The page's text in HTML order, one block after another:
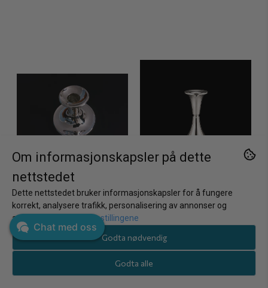
Om informasjonskapsler på dette
nettstedet
Dette nettstedet bruker informasjonskapsler for å fungere
korrekt, analysere trafikk, personalisering av annonser og
annonsering.
Juster innstillingene
Godta nødvendig
Godta alle
Chat med oss